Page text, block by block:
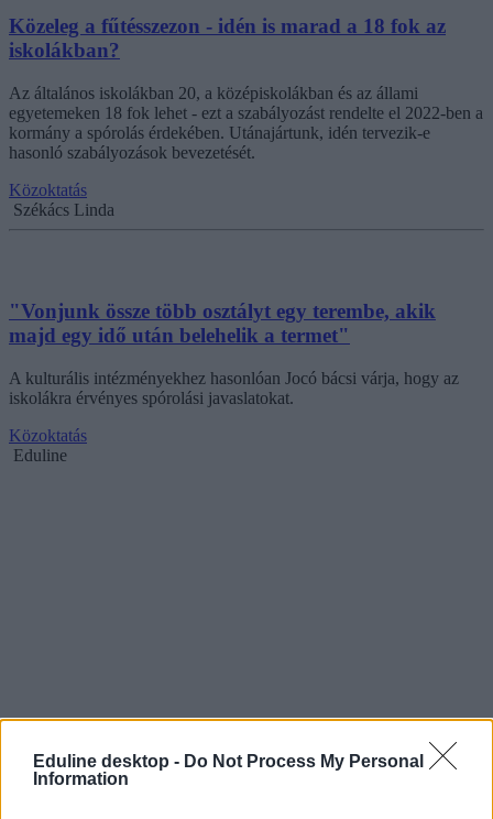
Eduline desktop - Do Not Process My Personal
Information
Közeleg a fűtésszezon - idén is marad a 18 fok az
iskolákban?
Az általános iskolákban 20, a középiskolákban és az állami
egyetemeken 18 fok lehet - ezt a szabályozást rendelte el 2022-ben a
kormány a spórolás érdekében. Utánajártunk, idén tervezik-e
hasonló szabályozások bevezetését.
Közoktatás
Székács Linda
"Vonjunk össze több osztályt egy terembe, akik
majd egy idő után belehelik a termet"
A kulturális intézményekhez hasonlóan Jocó bácsi várja, hogy az
iskolákra érvényes spórolási javaslatokat.
Közoktatás
Eduline